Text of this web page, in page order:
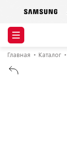
Главная Каталог